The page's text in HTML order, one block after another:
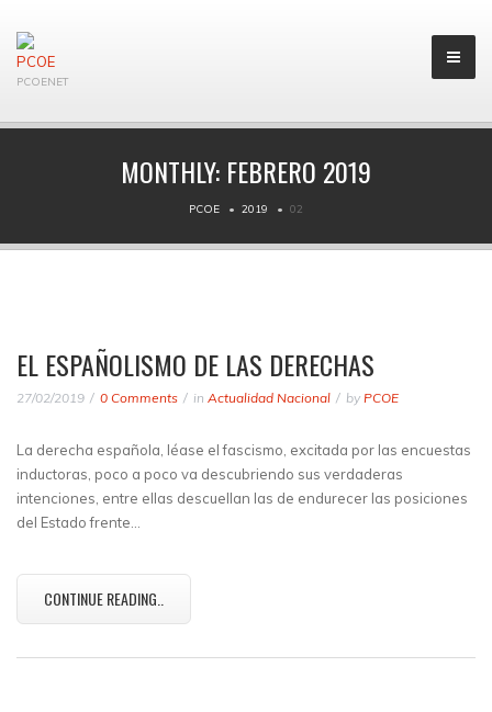
PCOENET
MONTHLY: FEBRERO 2019
PCOE 2019 02
EL ESPAÑOLISMO DE LAS DERECHAS
27/02/2019 0 Comments in Actualidad Nacional by PCOE
La derecha española, léase el fascismo, excitada por las encuestas
inductoras, poco a poco va descubriendo sus verdaderas
intenciones, entre ellas descuellan las de endurecer las posiciones
del Estado frente…
CONTINUE READING..